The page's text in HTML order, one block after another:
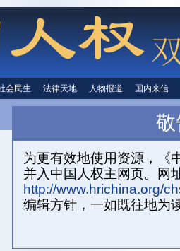
会民生 法律天地 人物报道 国内来信
敬
为更有效地使用资源，《
并入中国人权主网页。网
http://www.hrichina.org/
编辑方针，一如既往地为
社会民生 法律天地 人物报道 国内来
首页 关